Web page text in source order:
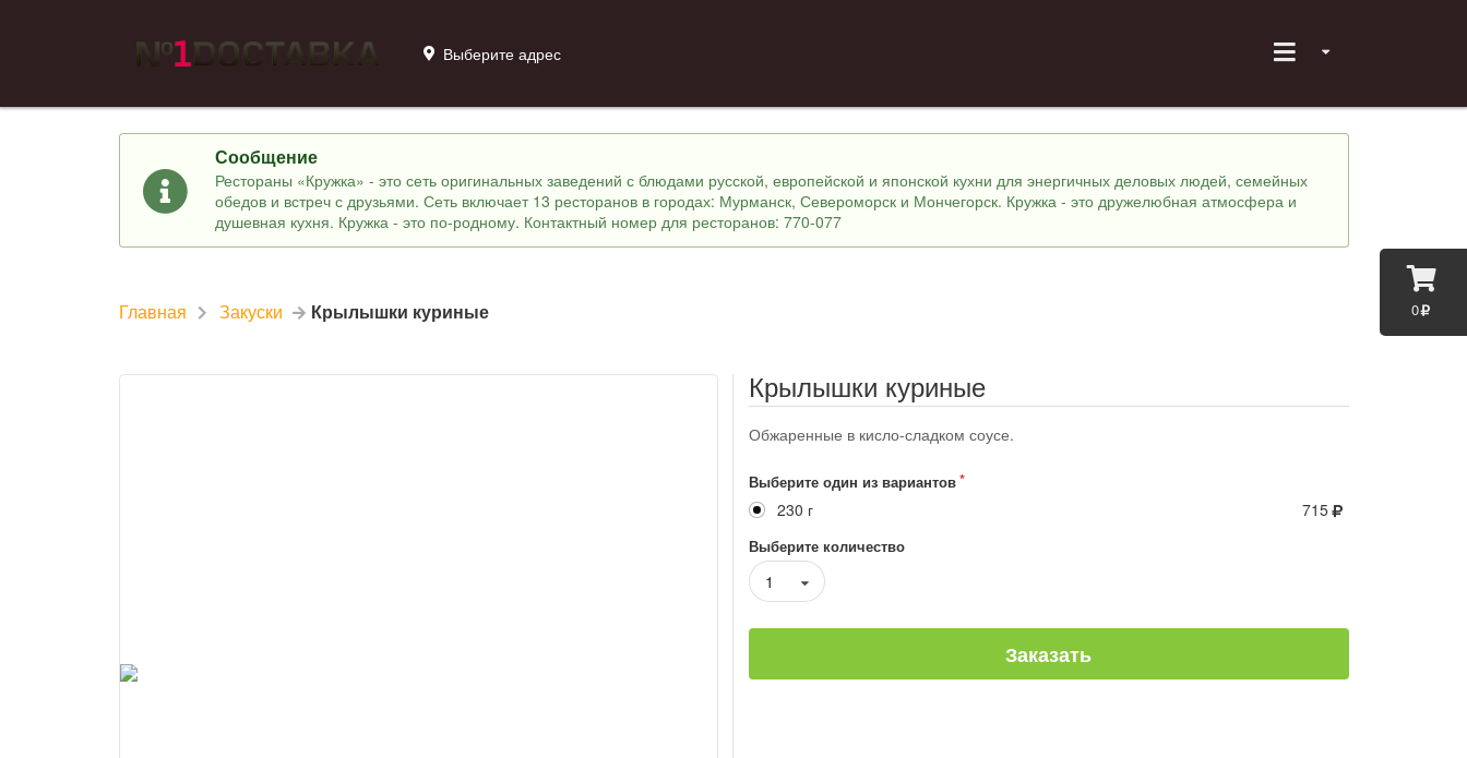
0
Выберите адрес
Сообщение
Рестораны «Кружка» - это сеть оригинальных заведений с блюдами русской, европейской и японской кухни для энергичных деловых людей, семейных
обедов и встреч с друзьями. Сеть включает 13 ресторанов в городах: Мурманск, Североморск и Мончегорск. Кружка - это дружелюбная атмосфера и
душевная кухня. Кружка - это по-родному. Контактный номер для ресторанов: 770-077
Главная Закуски Крылышки куриные
Крылышки куриные
Обжаренные в кисло-сладком соусе.
Выберите один из вариантов
230 г 715
Выберите количество
1
Заказать